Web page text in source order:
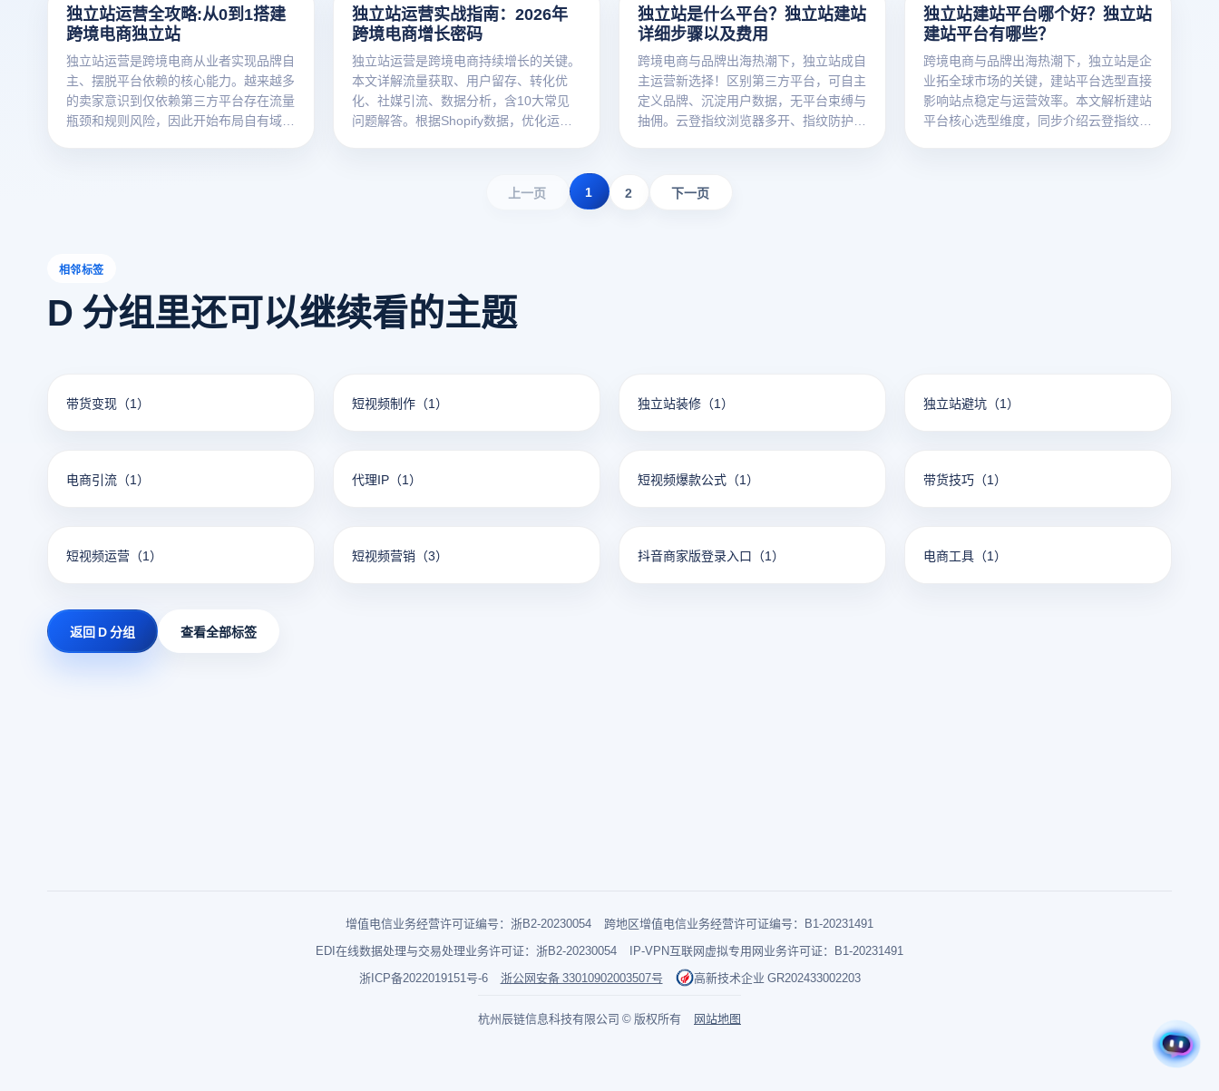
多精力投入到策略决策和创意工作中。
心思路，助您找到属于自己的蓝海赛道。
用户终身价值。
高效运转。
独立站运营全攻略:从0到1搭建
跨境电商独立站
独立站运营是跨境电商从业者实现品牌自
主、摆脱平台依赖的核心能力。越来越多
的卖家意识到仅依赖第三方平台存在流量
瓶颈和规则风险，因此开始布局自有域名
独立站运营实战指南：2026年
跨境电商增长密码
独立站运营是跨境电商持续增长的关键。
本文详解流量获取、用户留存、转化优
化、社媒引流、数据分析，含10大常见
问题解答。根据Shopify数据，优化运营
独立站是什么平台？独立站建站
详细步骤以及费用
跨境电商与品牌出海热潮下，独立站成自
主运营新选择！区别第三方平台，可自主
定义品牌、沉淀用户数据，无平台束缚与
抽佣。云登指纹浏览器多开、指纹防护功
独立站建站平台哪个好？独立站
建站平台有哪些？
跨境电商与品牌出海热潮下，独立站是企
业拓全球市场的关键，建站平台选型直接
影响站点稳定与运营效率。本文解析建站
平台核心选型维度，同步介绍云登指纹浏
上一页
1 2 下一页
相邻标签
D 分组里还可以继续看的主题
带货变现 （1） 短视频制作 （1） 独立站装修 （1） 独立站避坑 （1）
电商引流 （1） 代理IP （1） 短视频爆款公式 （1） 带货技巧 （1）
短视频运营 （1） 短视频营销 （3） 抖音商家版登录入口 （1） 电商工具 （1）
返回 D 分组 查看全部标签
增值电信业务经营许可证编号：浙B2-20230054
跨地区增值电信业务经营许可证编号：B1-20231491
EDI在线数据处理与交易处理业务许可证：浙B2-20230054
IP-VPN互联网虚拟专用网业务许可证：B1-20231491
浙ICP备2022019151号-6
浙公网安备 33010902003507号 高新技术企业 GR202433002203
杭州辰链信息科技有限公司 © 版权所有 网站地图